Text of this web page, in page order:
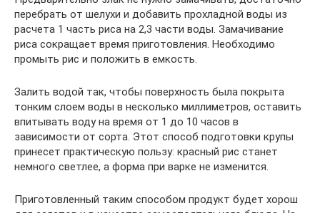
перебрать от шелухи и добавить прохладной воды из
расчета 1 часть риса на 2,3 части воды. Замачивание
риса сокращает время приготовления. Необходимо
промыть рис и положить в емкость.
Залить водой так, чтобы поверхность была покрыта
тонким слоем воды в несколько миллиметров, оставить
впитывать воду на время от 1 до 10 часов в
зависимости от сорта. Этот способ подготовки крупы
принесет практическую пользу: красный рис станет
немного светлее, а форма при варке не изменится.
Приготовленный таким способом продукт будет хорош